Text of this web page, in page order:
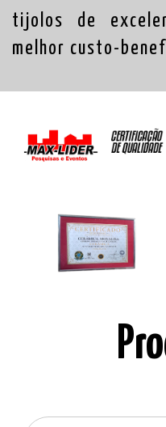
tijolos de
melhor custo-